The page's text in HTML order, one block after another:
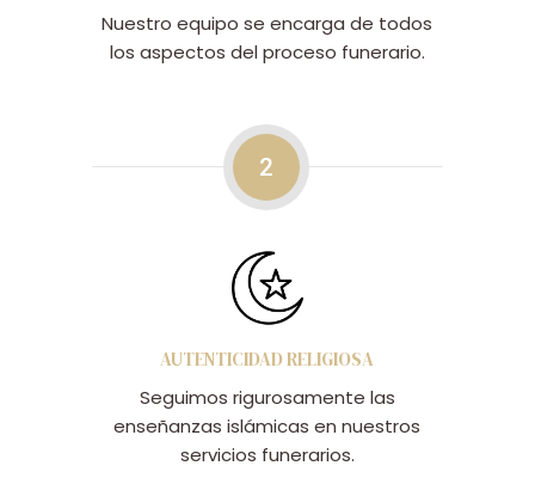
Nuestro equipo se encarga de todos
los aspectos del proceso funerario.
2
AUTENTICIDAD RELIGIOSA
Seguimos rigurosamente las
enseñanzas islámicas en nuestros
servicios funerarios.